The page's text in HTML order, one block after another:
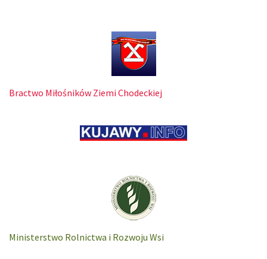
Bractwo Miłośników Ziemi Chodeckiej
Ministerstwo Rolnictwa i Rozwoju Wsi